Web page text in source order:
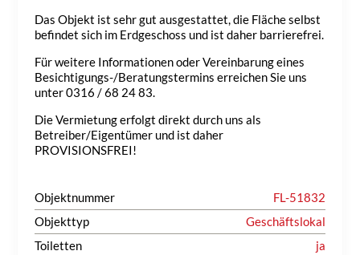
Das Objekt ist sehr gut ausgestattet, die Fläche selbst
befindet sich im Erdgeschoss und ist daher barrierefrei.
Für weitere Informationen oder Vereinbarung eines
Besichtigungs-/Beratungstermins erreichen Sie uns
unter 0316 / 68 24 83.
Die Vermietung erfolgt direkt durch uns als
Betreiber/Eigentümer und ist daher
PROVISIONSFREI!
Objektnummer
FL-51832
Objekttyp
Geschäftslokal
Toiletten
ja